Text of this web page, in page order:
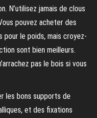
N’utilisez jamais de clous
pouvez acheter des
le poids, mais croyez-
sont bien meilleurs.
pas le bois si vous
les bons supports de
et des fixations